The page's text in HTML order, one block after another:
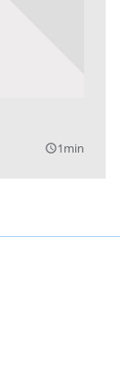
query_builder1min